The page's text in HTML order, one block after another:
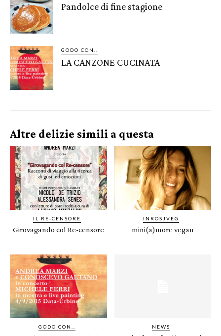
Pandolce di fine stagione
GODO CON..
LA CANZONE CUCINATA
Altre delizie simili a questa
IL RE-CENSORE
Girovagando col Re-censore
INROSJVEG
mini(a)more vegan
GODO CON.. NEWS